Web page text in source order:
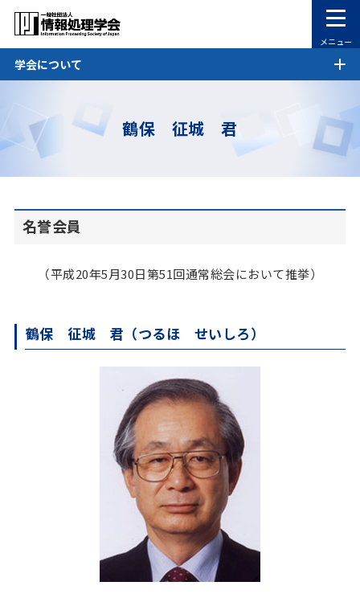
メニュー
学会について
鶴保 征城 君
名誉会員
（平成20年5月30日第51回通常総会において推挙）
鶴保 征城 君（つるほ せいしろ）